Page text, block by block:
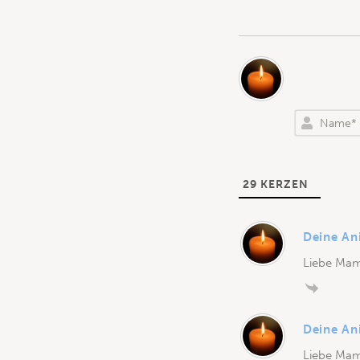
29 KERZEN
Deine
Liebe
Deine
Liebe